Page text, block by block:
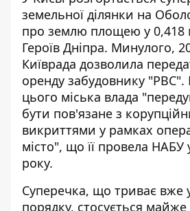
земельної ділянки на
про землю площею у 0,418
Героїв Дніпра. Минулого,
Київрада дозволила
оренду забудовнику "РВС".
цього міська влада
бути пов'язане з
викриттями у рамках
місто", що її провела
року.
Суперечка, що триває вже
порядку, стосується майже